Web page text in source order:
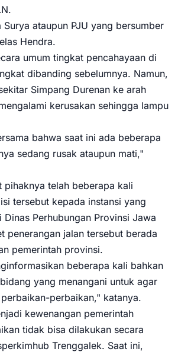
Surya ataupun PJU yang bersumber
Hendra.
umum tingkat pencahayaan di
dibanding sebelumnya. Namun,
Simpang Durenan ke arah
kerusakan sehingga lampu
bahwa saat ini ada beberapa
sedang rusak ataupun mati,"
pihaknya telah beberapa kali
tersebut kepada instansi yang
Perhubungan Provinsi Jawa
penerangan jalan tersebut berada
pemerintah provinsi.
beberapa kali bahkan
yang menangani untuk agar
perbaikan," katanya.
kewenangan pemerintah
tidak bisa dilakukan secara
Trenggalek. Saat ini,